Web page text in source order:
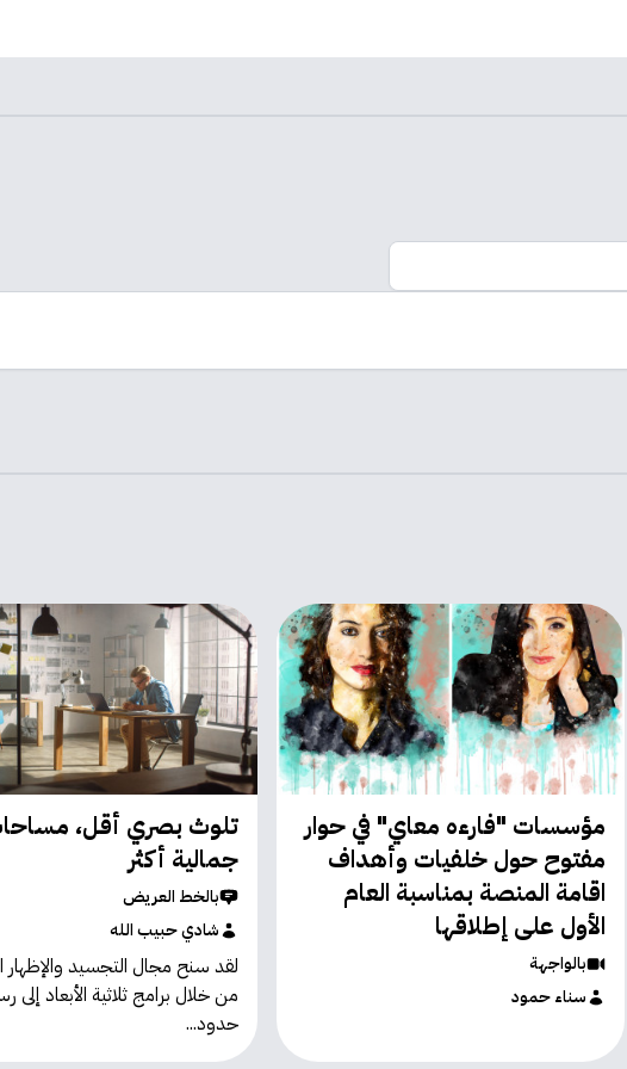
مؤسسات "فارءه معاي" في حوار
مفتوح حول خلفيات وأهداف
اقامة المنصة بمناسبة العام
الأول على إطلاقها
بالواجهة
سناء حمود
تلوث بصري أقل،
جمالية أكثر
بالخط العريض
شادي حبيب الله
لقد سنح مجال التجسيد والإظهار
من خلال برامج ثلاثية الأبعاد إلى
حدود...